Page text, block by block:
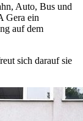
Auto, Bus und
Gera ein
auf dem
sich darauf sie